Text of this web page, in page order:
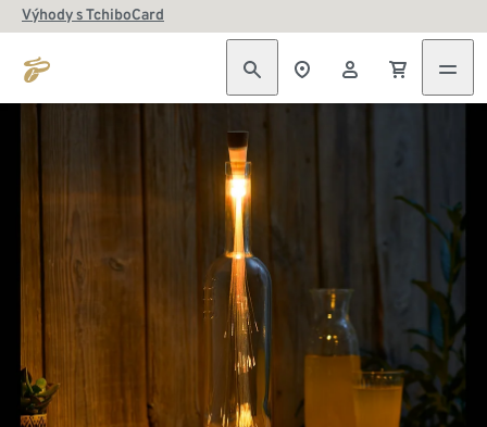
Výhody s TchiboCard